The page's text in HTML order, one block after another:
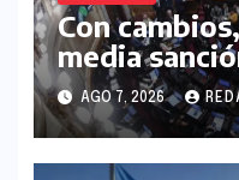
Con
media
Privada
AGO 7, 2026